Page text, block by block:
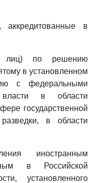
аккредитованные в
лиц) по решению
в установленном
с федеральными
власти в области
государственной
в области
иностранным
в Российской
установленного